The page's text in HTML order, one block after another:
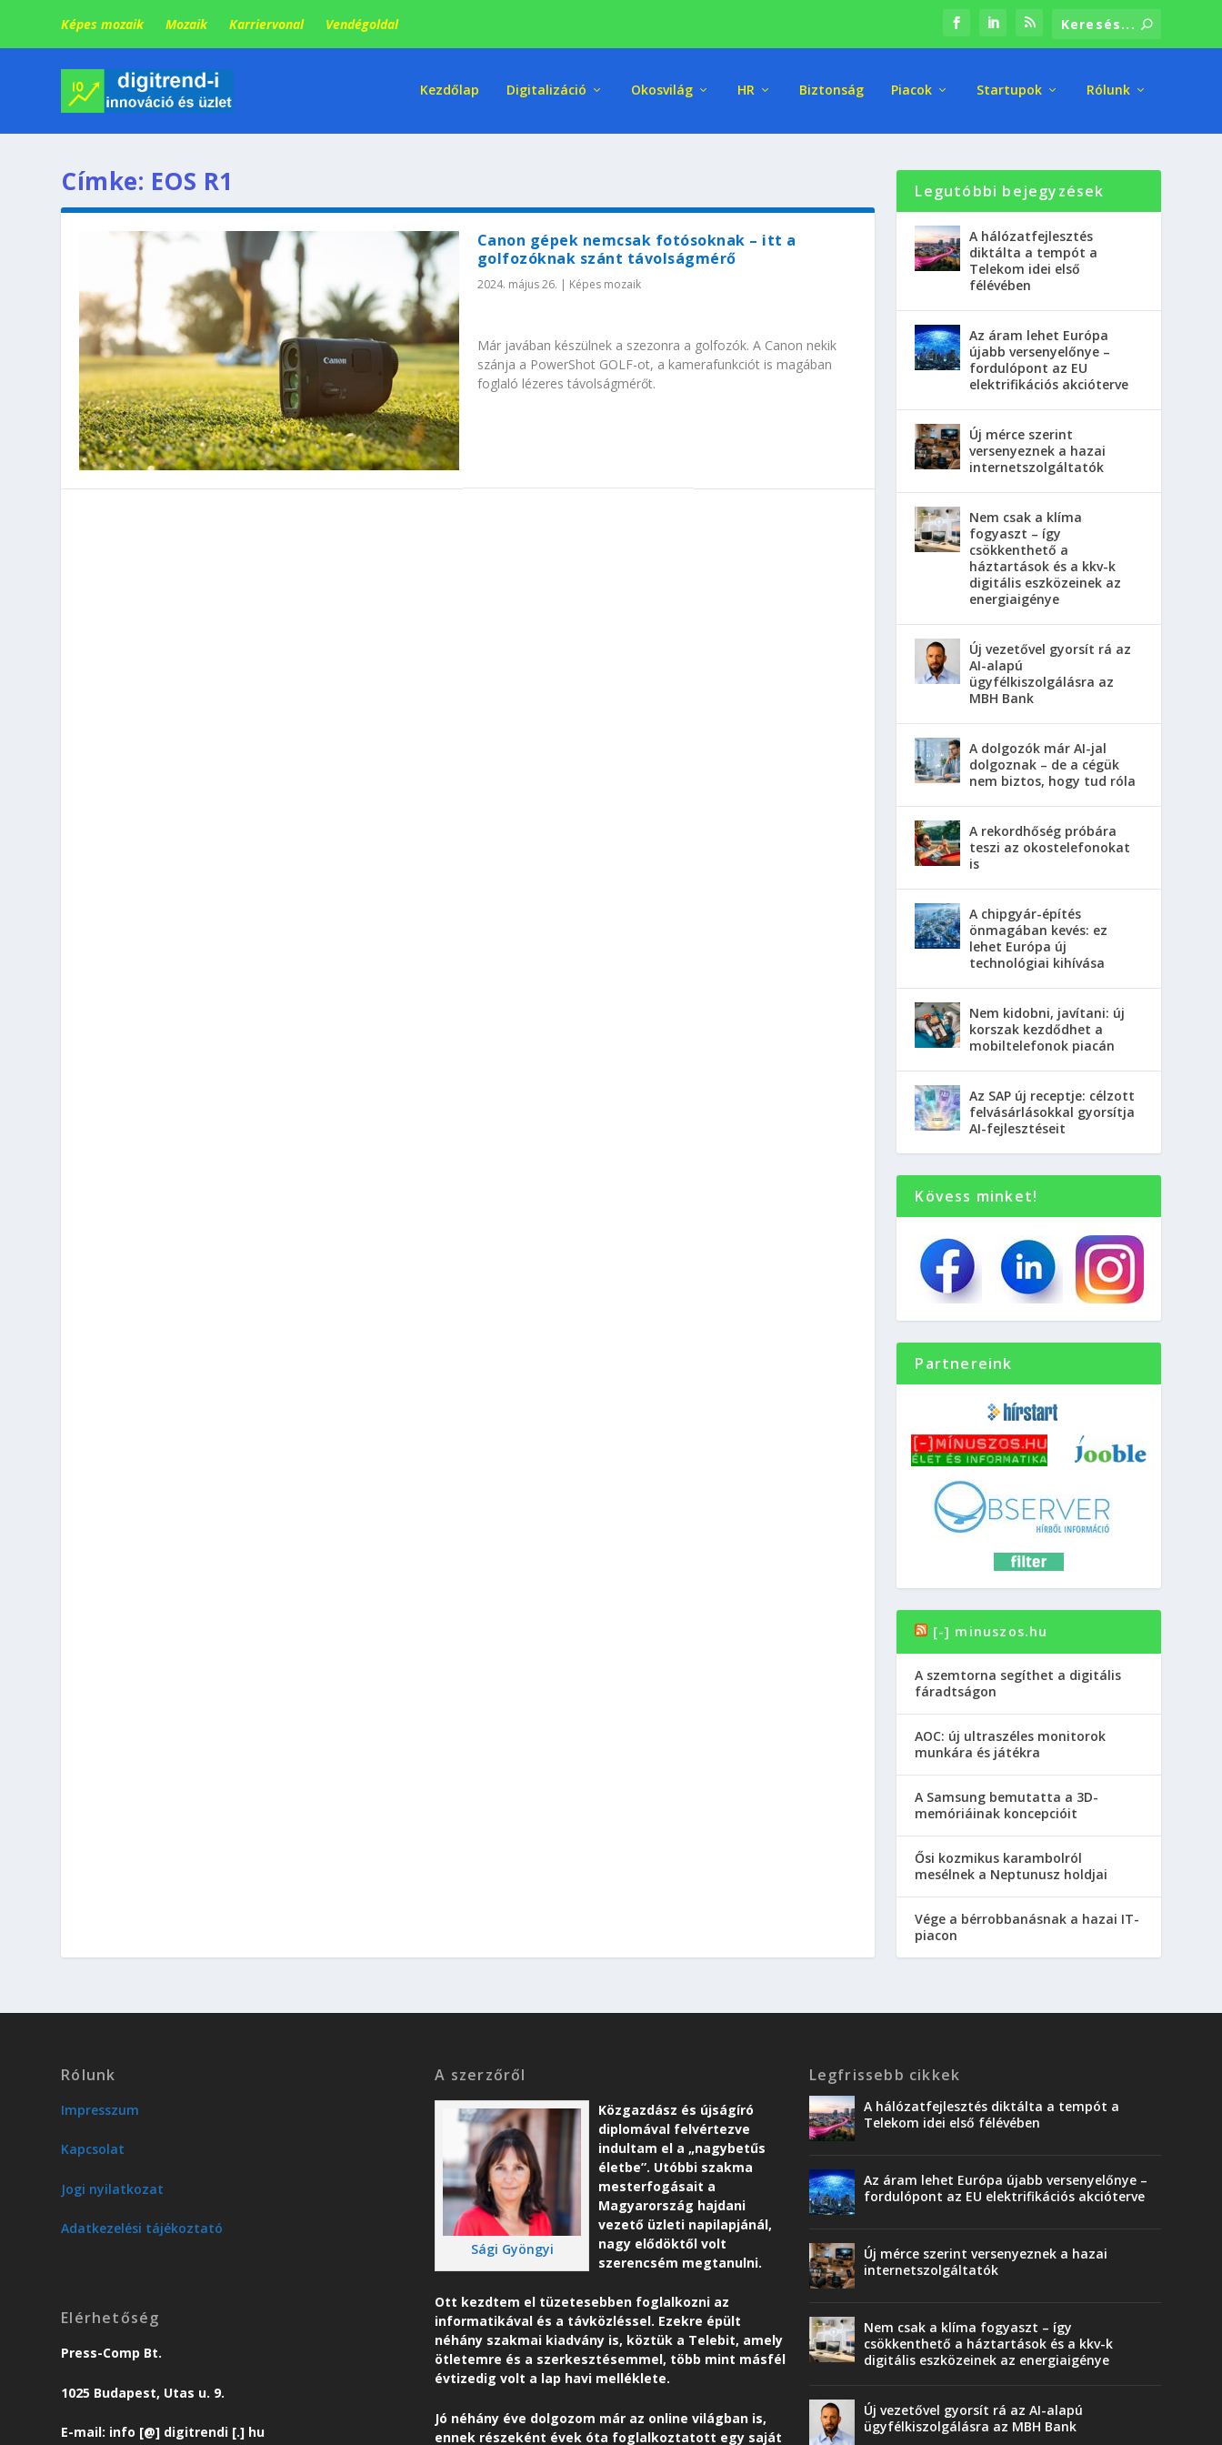
Képes mozaik Mozaik Karriervonal Vendégoldal
Kezdőlap Digitalizáció Okosvilág HR Biztonság Piacok Startupok Rólunk
Címke: EOS R1
Canon gépek nemcsak fotósoknak – itt a
golfozóknak szánt távolságmérő
2024. május 26. | Képes mozaik
Már javában készülnek a szezonra a golfozók. A Canon nekik
szánja a PowerShot GOLF-ot, a kamerafunkciót is magában
foglaló lézeres távolságmérőt.
Legutóbbi bejegyzések
A hálózatfejlesztés
diktálta a tempót a
Telekom idei első
félévében
Az áram lehet Európa
újabb versenyelőnye –
fordulópont az EU
elektrifikációs akcióterve
Új mérce szerint
versenyeznek a hazai
internetszolgáltatók
Nem csak a klíma
fogyaszt – így
csökkenthető a
háztartások és a kkv-k
digitális eszközeinek az
energiaigénye
Új vezetővel gyorsít rá az
AI-alapú
ügyfélkiszolgálásra az
MBH Bank
A dolgozók már AI-jal
dolgoznak – de a cégük
nem biztos, hogy tud róla
A rekordhőség próbára
teszi az okostelefonokat
is
A chipgyár-építés
önmagában kevés: ez
lehet Európa új
technológiai kihívása
Nem kidobni, javítani: új
korszak kezdődhet a
mobiltelefonok piacán
Az SAP új receptje: célzott
felvásárlásokkal gyorsítja
AI-fejlesztéseit
Kövess minket!
Partnereink
[-] minuszos.hu
A szemtorna segíthet a digitális
fáradtságon
AOC: új ultraszéles monitorok
munkára és játékra
A Samsung bemutatta a 3D-
memóriáinak koncepcióit
Ősi kozmikus karambolról
mesélnek a Neptunusz holdjai
Vége a bérrobbanásnak a hazai IT-
piacon
Rólunk
Impresszum
Kapcsolat
Jogi nyilatkozat
Adatkezelési tájékoztató
Elérhetőség
Press-Comp Bt.
1025 Budapest, Utas u. 9.
E-mail: info [@] digitrendi [.] hu
A szerzőről
Sági Gyöngyi
Közgazdász és újságíró
diplomával felvértezve
indultam el a „nagybetűs
életbe”. Utóbbi szakma
mesterfogásait a
Magyarország hajdani
vezető üzleti napilapjánál,
nagy elődöktől volt
szerencsém megtanulni.
Ott kezdtem el tüzetesebben foglalkozni az
informatikával és a távközléssel. Ezekre épült
néhány szakmai kiadvány is, köztük a Telebit, amely
ötletemre és a szerkesztésemmel, több mint másfél
évtizedig volt a lap havi melléklete.
Jó néhány éve dolgozom már az online világban is,
ennek részeként évek óta foglalkoztatott egy saját
Legfrissebb cikkek
A hálózatfejlesztés diktálta a tempót a
Telekom idei első félévében
Az áram lehet Európa újabb versenyelőnye –
fordulópont az EU elektrifikációs akcióterve
Új mérce szerint versenyeznek a hazai
internetszolgáltatók
Nem csak a klíma fogyaszt – így
csökkenthető a háztartások és a kkv-k
digitális eszközeinek az energiaigénye
Új vezetővel gyorsít rá az AI-alapú
ügyfélkiszolgálásra az MBH Bank